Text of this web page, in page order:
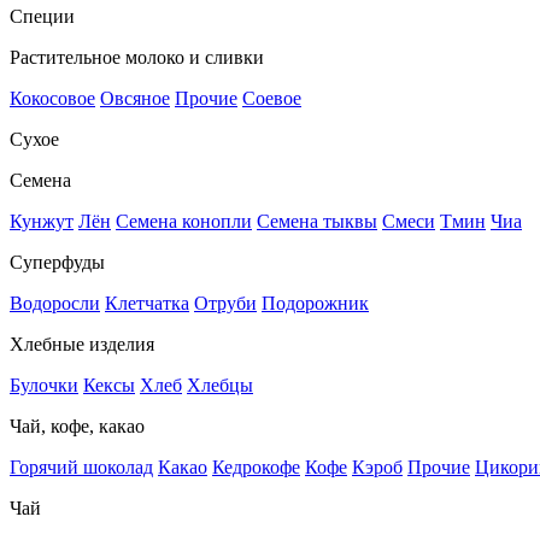
Специи
Растительное молоко и сливки
Кокосовое Овсяное Прочие Соевое
Сухое
Семена
Кунжут Лён Семена конопли Семена тыквы Смеси Тмин Чиа
Суперфуды
Водоросли Клетчатка Отруби Подорожник
Хлебные изделия
Булочки Кексы Хлеб Хлебцы
Чай, кофе, какао
Горячий шоколад Какао Кедрокофе Кофе Кэроб Прочие
Чай